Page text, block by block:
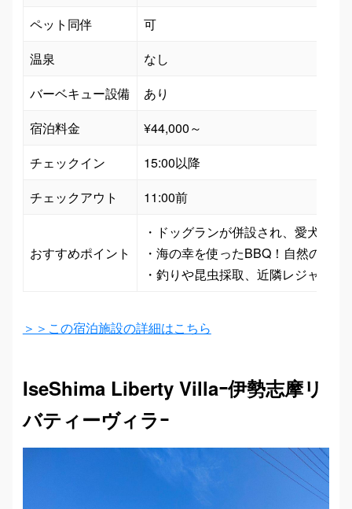
ペット同伴
可
温泉
なし
バーベキュー設備
あり
宿泊料金
¥44,000～
チェックイン
15:00以降
チェックアウト
11:00前
おすすめポイント
・ドッグランが併設され、愛犬と
・海の幸を使ったBBQ！自然の中
・釣りや昆虫採取、近隣レジャー
＞＞この宿泊施設の詳細はこちら
IseShima Liberty Villaｰ伊勢志摩リ
バティーヴィラｰ